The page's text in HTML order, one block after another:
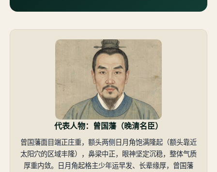
代表人物：曾国藩（晚清名臣）
曾国藩面目端正庄重，额头两侧日月角饱满隆起（额头靠近
太阳穴的区域丰隆），鼻梁中正，眼神坚定沉稳，整体气质
厚重内敛。日月角起格主少年运早发、长辈缘厚，曾国藩